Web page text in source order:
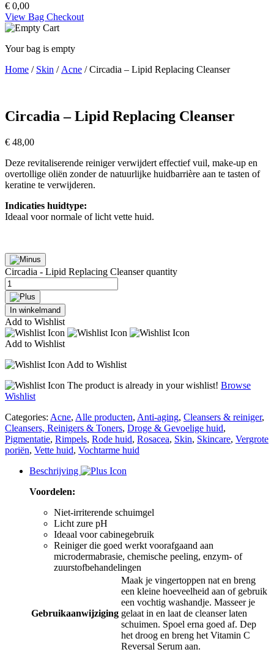
€ 0,00
View Bag Checkout
Your bag is empty
Home / Skin / Acne / Circadia – Lipid Replacing Cleanser
Circadia – Lipid Replacing Cleanser
€ 48,00
Deze revitaliserende reiniger verwijdert effectief vuil, make-up en
overtollige oliën zonder de natuurlijke huidbarrière aan te tasten of
keratine te verwijderen.
Indicaties huidtype:
Ideaal voor normale of licht vette huid.
Circadia - Lipid Replacing Cleanser quantity
In winkelmand
Add to Wishlist
Add to Wishlist
Add to Wishlist
The product is already in your wishlist! Browse
Wishlist
Categories: Acne, Alle producten, Anti-aging, Cleansers & reiniger,
Cleansers, Reinigers & Toners, Droge & Gevoelige huid,
Pigmentatie, Rimpels, Rode huid, Rosacea, Skin, Skincare, Vergrote
poriën, Vette huid, Vochtarme huid
Beschrijving
Voordelen:
Niet-irriterende schuimgel
Licht zure pH
Ideaal voor cabinegebruik
Reiniger die goed werkt voorafgaand aan
microdermabrasie, chemische peeling, enzym- of
zuurstofbehandelingen
Gebruikaanwijziging
Maak je vingertoppen nat en breng
een kleine hoeveelheid aan of gebruik
een vochtig washandje. Masseer je
gelaat in en laat de cleanser laten
schuimen. Spoel erna goed af. Dep
het droog en breng het Vitamin C
Reversal Serum aan.